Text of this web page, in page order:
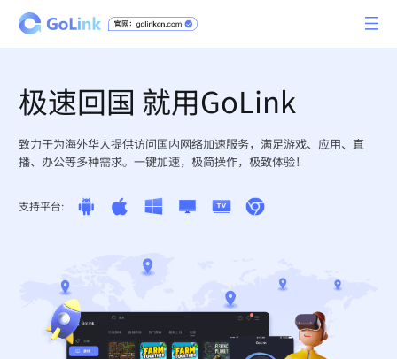
极速回国 就用GoLink
致力于为海外华人提供访问国内网络加速服务，满足游戏、应用、直
播、办公等多种需求。一键加速，极简操作，极致体验！
支持平台: